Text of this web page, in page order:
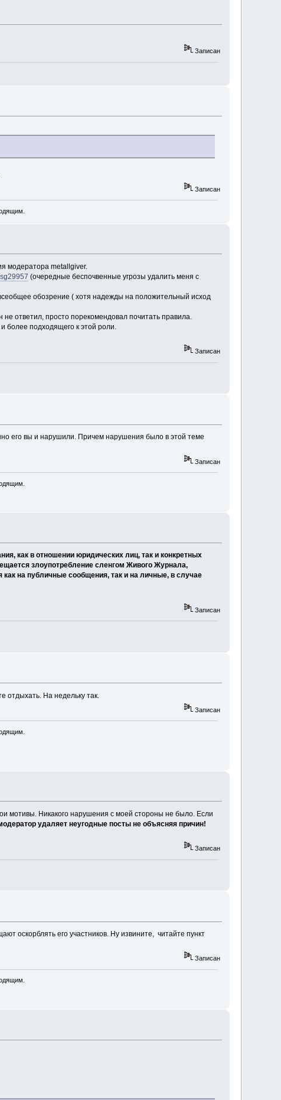
Записан
Записан
модератора metallgiver.
(очередные беспочвенные угрозы удалить меня с
обозрение ( хотя надежды на положительный исход
ответил, просто порекомендовал почитать правила.
более подходящего к этой роли.
Записан
его вы и нарушили. Причем нарушения было в этой теме
Записан
как в отношении юридических лиц, так и конкретных
злоупотребление сленгом Живого Журнала,
на публичные сообщения, так и на личные, в случае
Записан
отдыхать. На недельку так.
Записан
мотивы. Никакого нарушения с моей стороны не было. Если
удаляет неугодные посты не объясняя причин!
Записан
оскорблять его участников. Ну извините, читайте пункт
Записан